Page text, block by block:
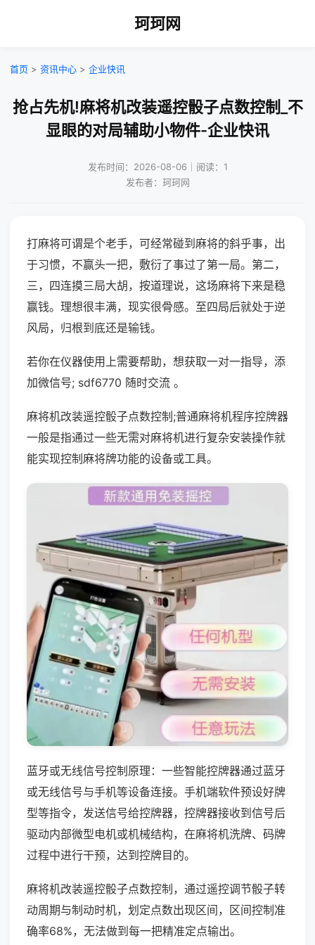
珂珂网
首页 > 资讯中心 > 企业快讯
抢占先机!麻将机改装遥控骰子点数控制_不
显眼的对局辅助小物件-企业快讯
发布时间：2026-08-06｜阅读：1
发布者：珂珂网
打麻将可谓是个老手，可经常碰到麻将的斜乎事，出
于习惯，不赢头一把，敷衍了事过了第一局。第二，
三，四连摸三局大胡，按道理说，这场麻将下来是稳
赢钱。理想很丰满，现实很骨感。至四局后就处于逆
风局，归根到底还是输钱。
若你在仪器使用上需要帮助，想获取一对一指导，添
加微信号; sdf6770 随时交流 。
麻将机改装遥控骰子点数控制;普通麻将机程序控牌器
一般是指通过一些无需对麻将机进行复杂安装操作就
能实现控制麻将牌功能的设备或工具。
蓝牙或无线信号控制原理：一些智能控牌器通过蓝牙
或无线信号与手机等设备连接。手机端软件预设好牌
型等指令，发送信号给控牌器，控牌器接收到信号后
驱动内部微型电机或机械结构，在麻将机洗牌、码牌
过程中进行干预，达到控牌目的。
麻将机改装遥控骰子点数控制，通过遥控调节骰子转
动周期与制动时机，划定点数出现区间，区间控制准
确率68%，无法做到每一把精准定点输出。